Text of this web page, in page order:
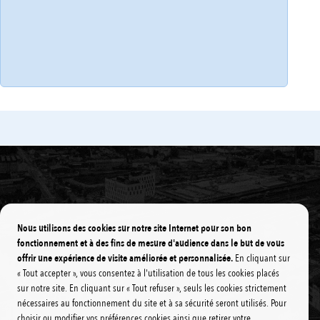
Nous utilisons des cookies sur notre site Internet pour son bon
fonctionnement et à des fins de mesure d'audience dans le but de vous
offrir une expérience de visite améliorée et personnalisée. En cliquant sur
« Tout accepter », vous consentez à l'utilisation de tous les cookies placés
sur notre site. En cliquant sur « Tout refuser », seuls les cookies strictement
nécessaires au fonctionnement du site et à sa sécurité seront utilisés. Pour